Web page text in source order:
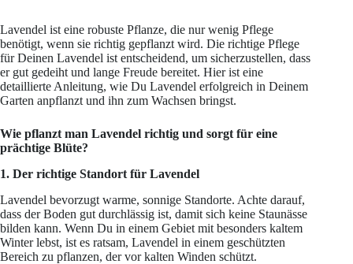
Lavendel ist eine robuste Pflanze, die nur wenig Pflege
benötigt, wenn sie richtig gepflanzt wird. Die richtige Pflege
für Deinen Lavendel ist entscheidend, um sicherzustellen, dass
er gut gedeiht und lange Freude bereitet. Hier ist eine
detaillierte Anleitung, wie Du Lavendel erfolgreich in Deinem
Garten anpflanzt und ihn zum Wachsen bringst.
Wie pflanzt man Lavendel richtig und sorgt für eine
prächtige Blüte?
1. Der richtige Standort für Lavendel
Lavendel bevorzugt warme, sonnige Standorte. Achte darauf,
dass der Boden gut durchlässig ist, damit sich keine Staunässe
bilden kann. Wenn Du in einem Gebiet mit besonders kaltem
Winter lebst, ist es ratsam, Lavendel in einem geschützten
Bereich zu pflanzen, der vor kalten Winden schützt.